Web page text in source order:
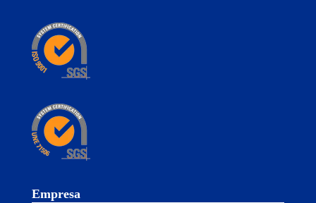
Empresa